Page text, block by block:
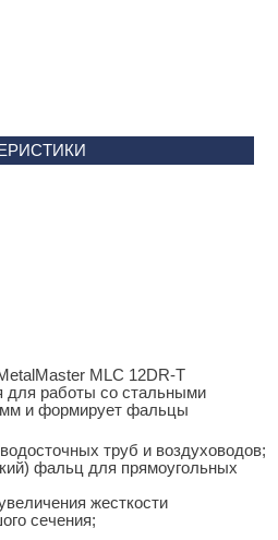
MLC 12DR-T
для работы со стальными
и формирует фальцы
труб и воздуховодов;
фальц для прямоугольных
жесткости
сечения;